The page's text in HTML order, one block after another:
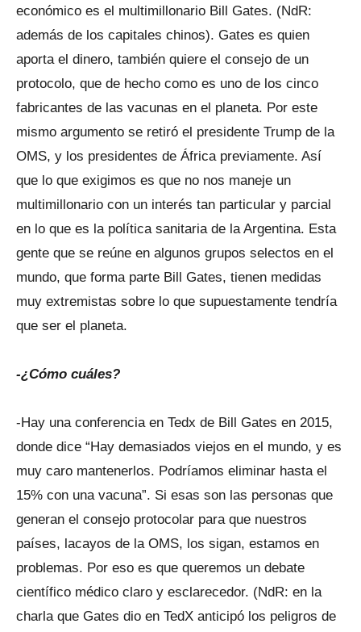
económico es el multimillonario Bill Gates. (NdR:
además de los capitales chinos). Gates es quien
aporta el dinero, también quiere el consejo de un
protocolo, que de hecho como es uno de los cinco
fabricantes de las vacunas en el planeta. Por este
mismo argumento se retiró el presidente Trump de la
OMS, y los presidentes de África previamente. Así
que lo que exigimos es que no nos maneje un
multimillonario con un interés tan particular y parcial
en lo que es la política sanitaria de la Argentina. Esta
gente que se reúne en algunos grupos selectos en el
mundo, que forma parte Bill Gates, tienen medidas
muy extremistas sobre lo que supuestamente tendría
que ser el planeta.
-¿Cómo cuáles?
-Hay una conferencia en Tedx de Bill Gates en 2015,
donde dice “Hay demasiados viejos en el mundo, y es
muy caro mantenerlos. Podríamos eliminar hasta el
15% con una vacuna”. Si esas son las personas que
generan el consejo protocolar para que nuestros
países, lacayos de la OMS, los sigan, estamos en
problemas. Por eso es que queremos un debate
científico médico claro y esclarecedor. (NdR: en la
charla que Gates dio en TedX anticipó los peligros de